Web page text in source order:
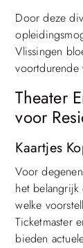
Door deze
Vlissingen
voortdurende
Theater
voor
Kaartjes
Voor
het belangrijk
welke
Ticketmaster
bieden